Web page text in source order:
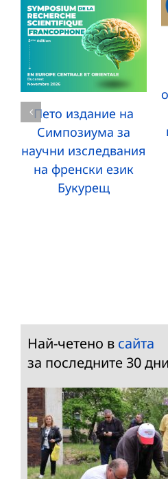
Пето издание на
Симпозиума за
научни изследвания
на френски език
Букурещ
Най-четено в сайта
за последните 30 дни